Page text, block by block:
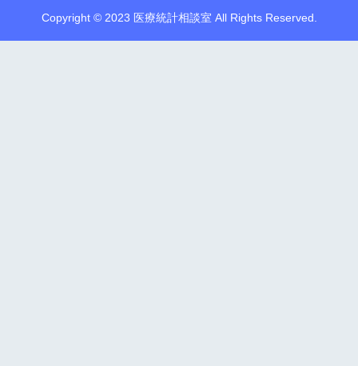
Copyright © 2023 医療統計相談室 All Rights Reserved.